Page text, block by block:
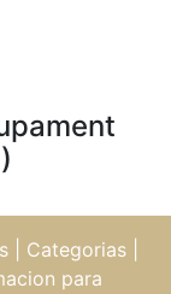
Categorias
para